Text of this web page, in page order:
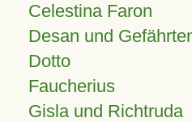
Celestina Faron
Desan und
Dotto
Faucherius
Gisla und Richtruda